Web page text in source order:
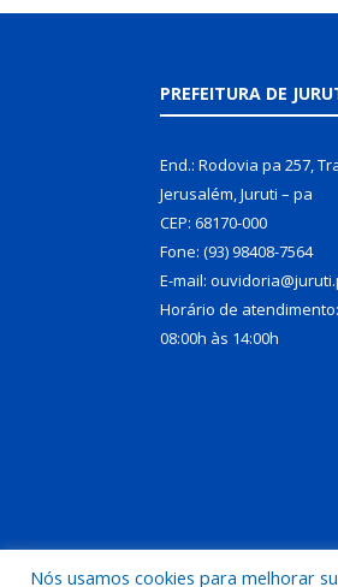
PREFEITURA DE
End.: Rodovia pa 257,
Jerusalém, Juruti – pa
CEP: 68170-000
Fone: (93) 98408-7564
E-mail:
Horário de
08:00h às 14:00h
Nós usamos cookies para melhorar